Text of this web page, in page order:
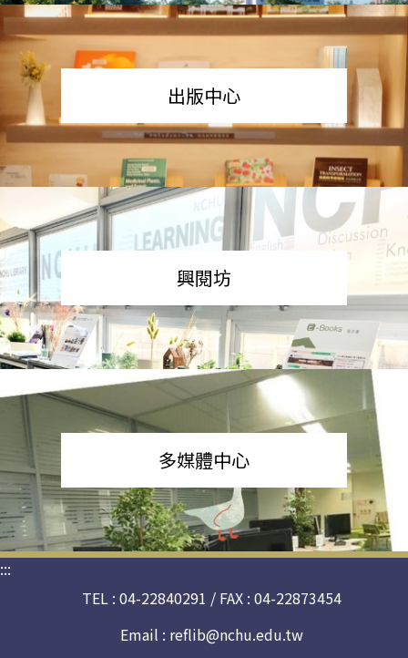
出版中心
興閱坊
多媒體中心
:::
TEL : 04-22840291 / FAX : 04-22873454
Email : reflib@nchu.edu.tw